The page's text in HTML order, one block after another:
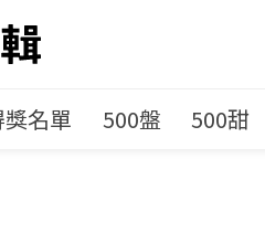
名單 500盤 500甜